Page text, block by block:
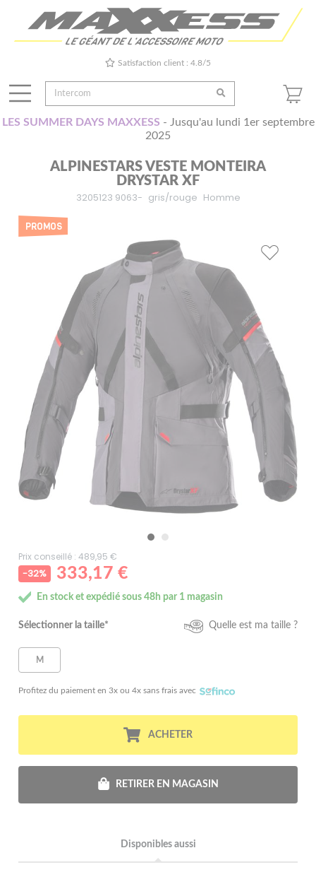
Satisfaction client : 4.8/5
LES SUMMER DAYS MAXXESS - Jusqu'au lundi 1er septembre
2025
ALPINESTARS VESTE MONTEIRA
DRYSTAR XF
3205123 9063- gris/rouge Homme
PROMOS
Prix conseillé : 489,95 €
-32%
333,17 €
En stock et expédié sous 48h par 1 magasin
Sélectionner la taille* Quelle est ma taille ?
M
Profitez du paiement en 3x ou 4x sans frais avec
ACHETER
RETIRER EN MAGASIN
Disponibles aussi